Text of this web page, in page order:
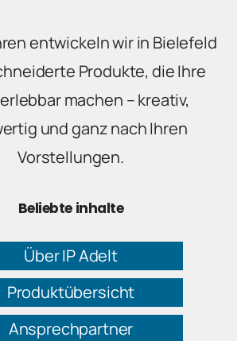
entwickeln wir in Bielefeld
Produkte, die Ihre
machen – kreativ,
und ganz nach Ihren
Vorstellungen.
Beliebte inhalte
Über IP Adelt
Produktübersicht
Ansprechpartner